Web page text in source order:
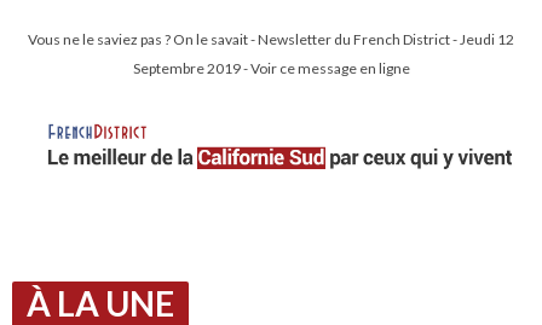
Vous ne le saviez pas ? On le savait - Newsletter du French District - Jeudi 12
Septembre 2019 - Voir ce message en ligne
À LA UNE